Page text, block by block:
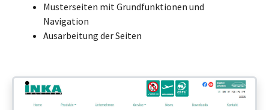
Musterseiten mit Grundfunktionen und
Navigation
Ausarbeitung der Seiten